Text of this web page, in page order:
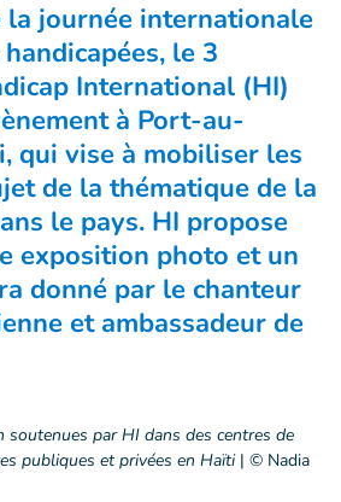
la journée internationale
le 3
International (HI)
à Port-au-
qui vise à mobiliser les
de la thématique de la
le pays. HI propose
exposition photo et un
donné par le chanteur
et ambassadeur de
soutenues par HI dans des centres de
publiques et privées en Haïti| © Nadia